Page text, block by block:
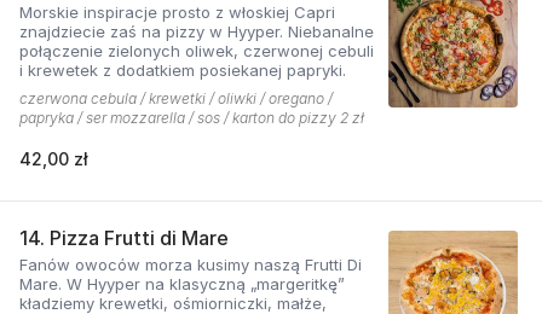
Morskie inspiracje prosto z włoskiej Capri
znajdziecie zaś na pizzy w Hyyper. Niebanalne
połączenie zielonych oliwek, czerwonej cebuli
i krewetek z dodatkiem posiekanej papryki.
czerwona cebula / krewetki / oliwki / oregano /
papryka / ser mozzarella / sos / karton do pizzy 2 zł
42,00 zł
14. Pizza Frutti di Mare
Fanów owoców morza kusimy naszą Frutti Di
Mare. W Hyyper na klasyczną „margeritkę”
kładziemy krewetki, ośmiorniczki, małże,